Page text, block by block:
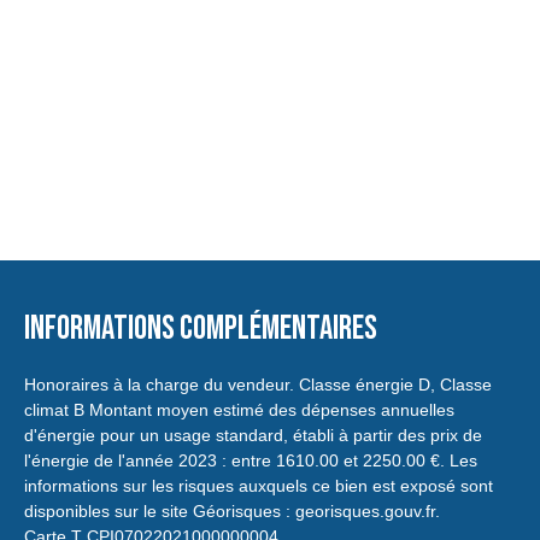
Informations complémentaires
Honoraires à la charge du vendeur. Classe énergie D, Classe
climat B Montant moyen estimé des dépenses annuelles
d'énergie pour un usage standard, établi à partir des prix de
l'énergie de l'année 2023 : entre 1610.00 et 2250.00 €. Les
informations sur les risques auxquels ce bien est exposé sont
disponibles sur le site Géorisques : georisques.gouv.fr.
Carte T CPI07022021000000004